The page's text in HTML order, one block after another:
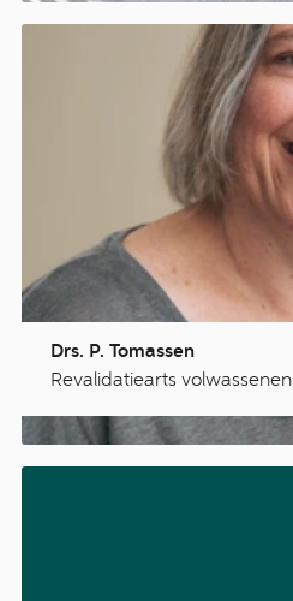
Drs. P. Tomassen
Revalidatiearts volwassenen